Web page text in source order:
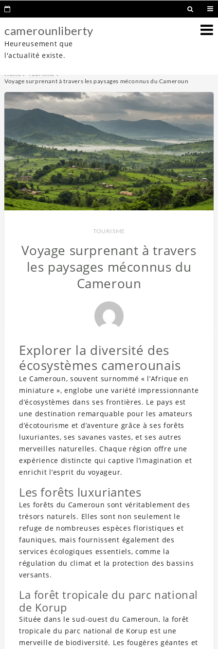
camerounliberty
Heureusement que
l'actualité existe.
Home
Tourisme
Voyage surprenant à travers les paysages méconnus du Cameroun
TOURISME
Voyage surprenant à travers
les paysages méconnus du
Cameroun
Explorer la diversité des
écosystèmes camerounais
Le Cameroun, souvent surnommé « l’Afrique en
miniature », englobe une variété impressionnante
d’écosystèmes dans ses frontières. Le pays est
une destination remarquable pour les amateurs
d’écotourisme et d’aventure grâce à ses forêts
luxuriantes, ses savanes vastes, et ses autres
merveilles naturelles. Chaque région offre une
expérience distincte qui captive l’imagination et
enrichit l’esprit du voyageur.
Les forêts luxuriantes
Les forêts du Cameroun sont véritablement des
trésors naturels. Elles sont non seulement le
refuge de nombreuses espèces floristiques et
fauniques, mais fournissent également des
services écologiques essentiels, comme la
régulation du climat et la protection des bassins
versants.
La forêt tropicale du parc national
de Korup
Située dans le sud-ouest du Cameroun, la forêt
tropicale du parc national de Korup est une
merveille de biodiversité. Les fougères géantes et